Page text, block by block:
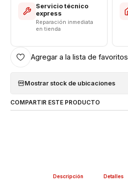
Servicio técnico
express
Reparación inmediata
en tienda
Agregar a la lista de favoritos
Mostrar stock de ubicaciones
COMPARTIR ESTE PRODUCTO
Descripción Detalles